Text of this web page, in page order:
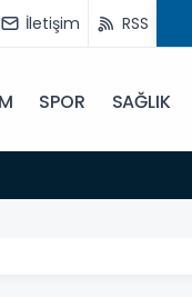
İletişim RSS
SPOR SAĞLIK